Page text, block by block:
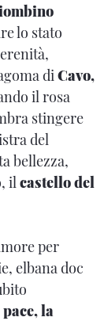
lo stato
diCavo,
il rosa
stingere
del
bellezza,
ilcastello del
per
elbana doc
la